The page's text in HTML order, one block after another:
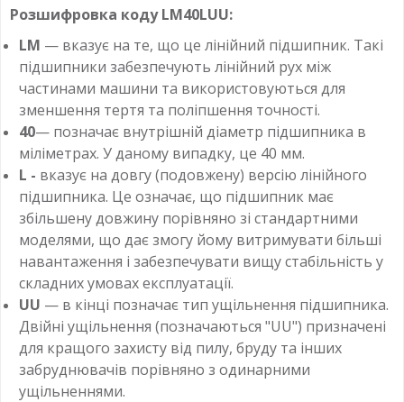
Розшифровка коду LM40LUU:
LM — вказує на те, що це лінійний підшипник. Такі
підшипники забезпечують лінійний рух між
частинами машини та використовуються для
зменшення тертя та поліпшення точності.
40— позначає внутрішній діаметр підшипника в
міліметрах. У даному випадку, це 40 мм.
L - вказує на довгу (подовжену) версію лінійного
підшипника. Це означає, що підшипник має
збільшену довжину порівняно зі стандартними
моделями, що дає змогу йому витримувати більші
навантаження і забезпечувати вищу стабільність у
складних умовах експлуатації.
UU — в кінці позначає тип ущільнення підшипника.
Двійні ущільнення (позначаються "UU") призначені
для кращого захисту від пилу, бруду та інших
забруднювачів порівняно з одинарними
ущільненнями.